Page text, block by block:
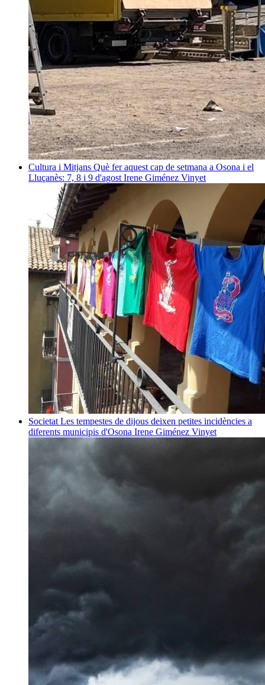
Cultura i Mitjans Què fer aquest cap de setmana a Osona i el
Lluçanès: 7, 8 i 9 d'agost Irene Giménez Vinyet
Societat Les tempestes de dijous deixen petites incidències a
diferents municipis d'Osona Irene Giménez Vinyet